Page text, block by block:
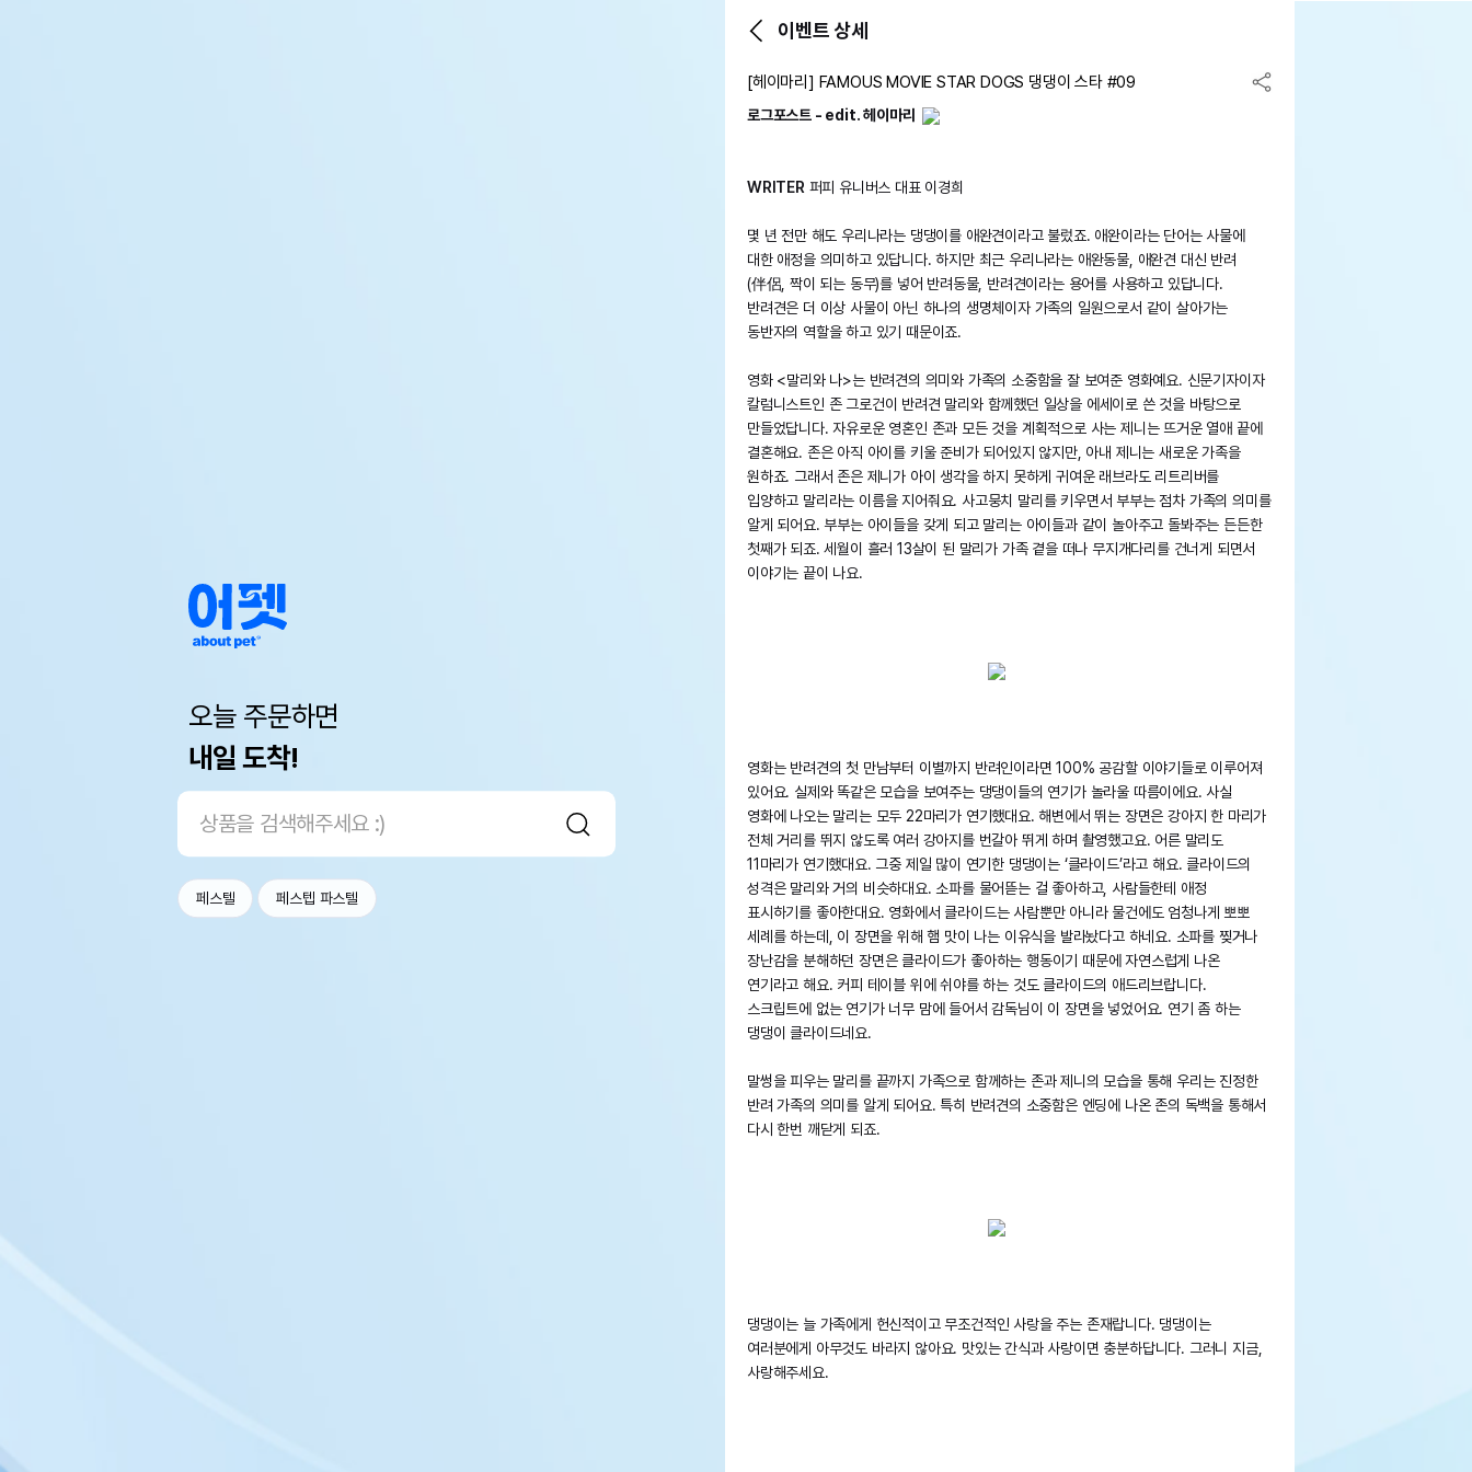
오늘 주문하면
내일 도착!
페스텔 페스텝 파스텔
이벤트 상세
[헤이마리] FAMOUS MOVIE STAR DOGS 댕댕이 스타 #09
로그포스트 - edit. 헤이마리
WRITER 퍼피 유니버스 대표 이경희
몇 년 전만 해도 우리나라는 댕댕이를 애완견이라고 불렀죠. 애완이라는 단어는 사물에
대한 애정을 의미하고 있답니다. 하지만 최근 우리나라는 애완동물, 애완견 대신 반려
(伴侶, 짝이 되는 동무)를 넣어 반려동물, 반려견이라는 용어를 사용하고 있답니다.
반려견은 더 이상 사물이 아닌 하나의 생명체이자 가족의 일원으로서 같이 살아가는
동반자의 역할을 하고 있기 때문이죠.
영화 <말리와 나>는 반려견의 의미와 가족의 소중함을 잘 보여준 영화예요. 신문기자이자
칼럼니스트인 존 그로건이 반려견 말리와 함께했던 일상을 에세이로 쓴 것을 바탕으로
만들었답니다. 자유로운 영혼인 존과 모든 것을 계획적으로 사는 제니는 뜨거운 열애 끝에
결혼해요. 존은 아직 아이를 키울 준비가 되어있지 않지만, 아내 제니는 새로운 가족을
원하죠. 그래서 존은 제니가 아이 생각을 하지 못하게 귀여운 래브라도 리트리버를
입양하고 말리라는 이름을 지어줘요. 사고뭉치 말리를 키우면서 부부는 점차 가족의 의미를
알게 되어요. 부부는 아이들을 갖게 되고 말리는 아이들과 같이 놀아주고 돌봐주는 든든한
첫째가 되죠. 세월이 흘러 13살이 된 말리가 가족 곁을 떠나 무지개다리를 건너게 되면서
이야기는 끝이 나요.
영화는 반려견의 첫 만남부터 이별까지 반려인이라면 100% 공감할 이야기들로 이루어져
있어요. 실제와 똑같은 모습을 보여주는 댕댕이들의 연기가 놀라울 따름이에요. 사실
영화에 나오는 말리는 모두 22마리가 연기했대요. 해변에서 뛰는 장면은 강아지 한 마리가
전체 거리를 뛰지 않도록 여러 강아지를 번갈아 뛰게 하며 촬영했고요. 어른 말리도
11마리가 연기했대요. 그중 제일 많이 연기한 댕댕이는 ‘클라이드’라고 해요. 클라이드의
성격은 말리와 거의 비슷하대요. 소파를 물어뜯는 걸 좋아하고, 사람들한테 애정
표시하기를 좋아한대요. 영화에서 클라이드는 사람뿐만 아니라 물건에도 엄청나게 뽀뽀
세례를 하는데, 이 장면을 위해 햄 맛이 나는 이유식을 발라놨다고 하네요. 소파를 찢거나
장난감을 분해하던 장면은 클라이드가 좋아하는 행동이기 때문에 자연스럽게 나온
연기라고 해요. 커피 테이블 위에 쉬야를 하는 것도 클라이드의 애드리브랍니다.
스크립트에 없는 연기가 너무 맘에 들어서 감독님이 이 장면을 넣었어요. 연기 좀 하는
댕댕이 클라이드네요.
말썽을 피우는 말리를 끝까지 가족으로 함께하는 존과 제니의 모습을 통해 우리는 진정한
반려 가족의 의미를 알게 되어요. 특히 반려견의 소중함은 엔딩에 나온 존의 독백을 통해서
다시 한번 깨닫게 되죠.
댕댕이는 늘 가족에게 헌신적이고 무조건적인 사랑을 주는 존재랍니다. 댕댕이는
여러분에게 아무것도 바라지 않아요. 맛있는 간식과 사랑이면 충분하답니다. 그러니 지금,
사랑해주세요.